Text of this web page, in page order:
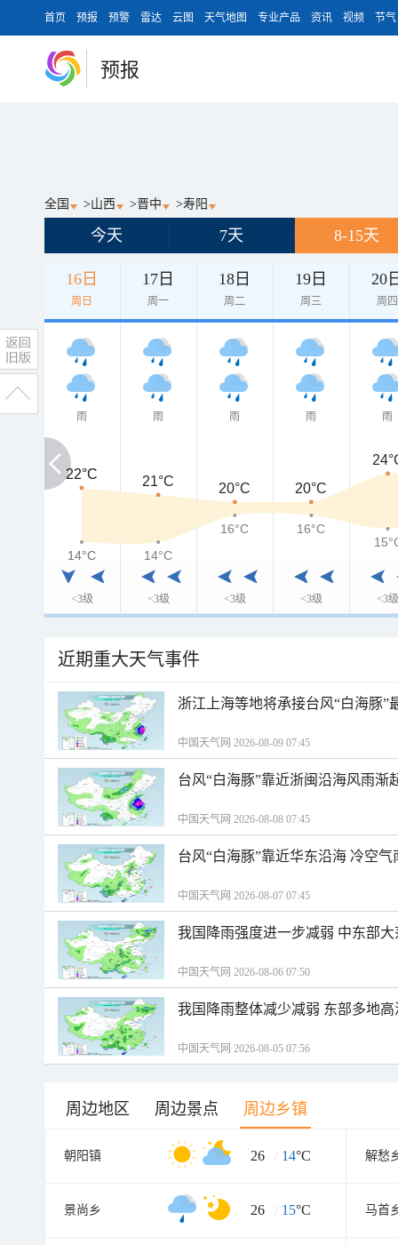
首页 预报 预警 雷达 云图 天气地图 专业产品 资讯 视频 节气
预报
全国 >山西 >晋中 >寿阳
今天 7天 8-15天
16日
周日
17日
周一
18日
周二
19日
周三
20
周四
雨
<3级
雨
<3级
雨
<3级
雨
<3级
雨
<3级
22°C
22°C 21°C 20°C 20°C
14°C
14°C 14°C
16°C
16°C
近期重大天气事件
浙江上海等地将承接台风“白海豚”
中国天气网 2026-08-09 07:45
台风“白海豚”靠近浙闽沿海风雨渐
中国天气网 2026-08-08 07:45
台风“白海豚”靠近华东沿海 冷空
中国天气网 2026-08-07 07:45
我国降雨强度进一步减弱 中东部
中国天气网 2026-08-06 07:50
我国降雨整体减少减弱 东部多地
中国天气网 2026-08-05 07:56
周边地区 周边景点 周边乡镇
朝阳镇 26 / 14°C 解愁
景尚乡 26 / 15°C 马首